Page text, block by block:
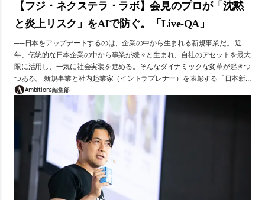
【フジ・ネクステラ・ラボ】会見のプロが「沈黙
と炎上リスク」をAIで防ぐ。「Live-QA」
──日本をアップデートするのは、企業の中から生まれる新規事業だ。 近
年、伝統的な日本企業の中から事業が続々と生まれ、自社のアセットを最大
限に活用し、一気に社会実装を進める。そんなダイナミックな変革が起きつ
つある。 新規事業と社内起業家（イントラプレナー）を表彰する「日本新
規事業大賞」が、2026年に第3回を迎えた。本連載では、最終審査のピッチ
の模様を集中連載で届ける。 今回紹介するのは、株式会社フジ・ネクステ
ラ・ラボの玉岩秀一氏のプレゼンだ。フジ・メディア・ホールディングスグ
ループのIT企業が持つ「生放送のノウハウ」と「放送品質のIT」を融合させ
た、企業コミュニケーション支援システム「Live-QA」の誕生秘話を紹介す
る。なお、本事業は審査員特別賞を受賞した。
Ambitions編集部